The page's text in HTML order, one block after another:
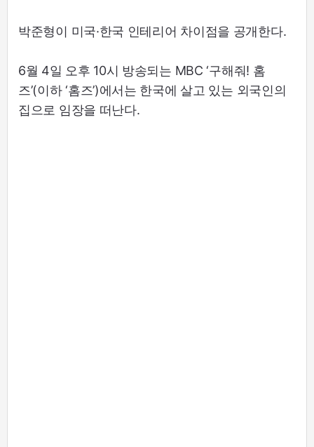
박준형이 미국·한국 인테리어 차이점을 공개한다.
6월 4일 오후 10시 방송되는 MBC ‘구해줘! 홈
즈’(이하 ‘홈즈’)에서는 한국에 살고 있는 외국인의
집으로 임장을 떠난다.